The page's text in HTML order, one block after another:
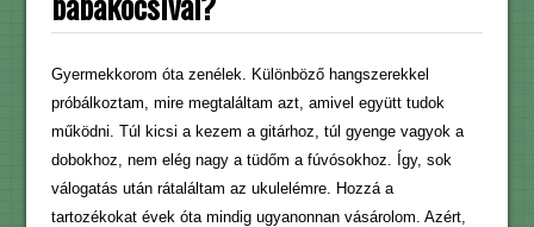
Gyermekkorom óta zenélek. Különböző hangszerekkel
próbálkoztam, mire megtaláltam azt, amivel együtt tudok
működni. Túl kicsi a kezem a gitárhoz, túl gyenge vagyok a
dobokhoz, nem elég nagy a tüdőm a fúvósokhoz. Így, sok
válogatás után rátaláltam az ukulelémre. Hozzá a
tartozékokat évek óta mindig ugyanonnan vásárolom. Azért,